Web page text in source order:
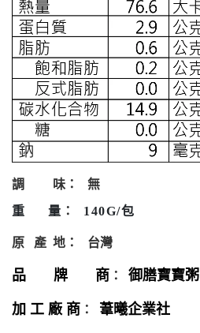
調 味：
無
重
量 ： 140G/包
原 產 地： 台灣
品 牌 商 ： 御膳寶寶粥
加 工 廠 商 ： 葦曦企業社